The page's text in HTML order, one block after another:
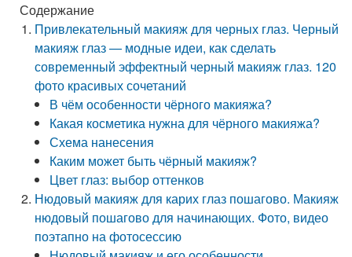
Содержание
Привлекательный макияж для черных глаз. Черный
макияж глаз — модные идеи, как сделать
современный эффектный черный макияж глаз. 120
фото красивых сочетаний
В чём особенности чёрного макияжа?
Какая косметика нужна для чёрного макияжа?
Схема нанесения
Каким может быть чёрный макияж?
Цвет глаз: выбор оттенков
Нюдовый макияж для карих глаз пошагово. Макияж
нюдовый пошагово для начинающих. Фото, видео
поэтапно на фотосессию